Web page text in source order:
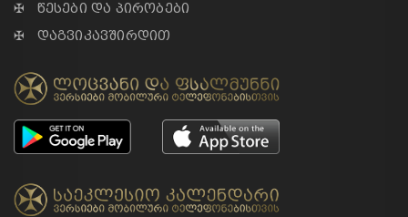
✠ წესები და პირობები
✠ დაგვიკავშირდით